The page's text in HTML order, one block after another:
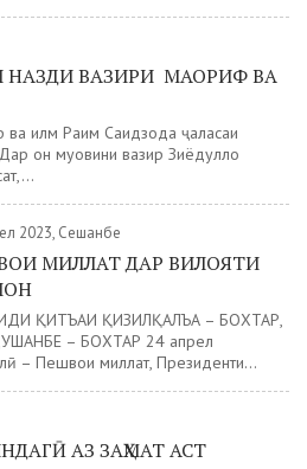
НАЗДИ ВАЗИРИ МАОРИФ ВА
ва илм Раҳим Саидзода ҷаласаи
он муовини вазир Зиёдулло
2023, Сешанбе
МИЛЛАТ ДАР ВИЛОЯТИ
ҚИТЪАИ ҚИЗИЛҚАЛЪА – БОХТАР,
– БОХТАР 24 апрел
– Пешвои миллат, Президенти...
АЗ ЗАҲМАТ АСТ